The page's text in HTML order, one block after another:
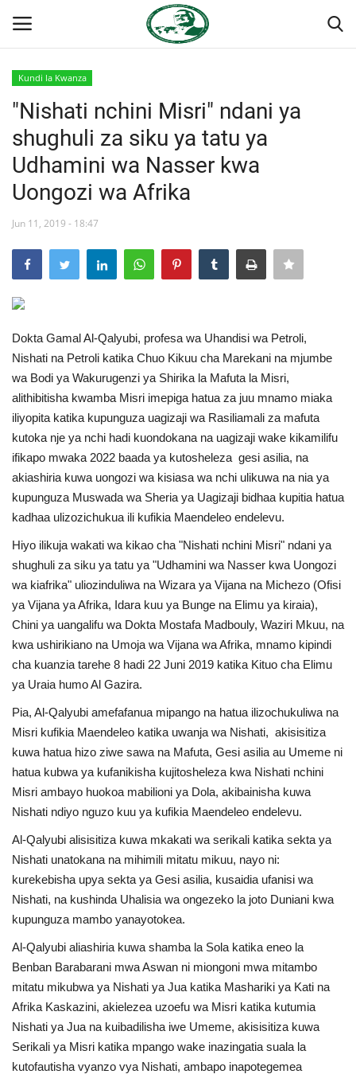
Nyumba
Jukwaa la Nasser la Kimataifa
Wasiliana
Onyesho la Majaribio
Misri
Timu yetu
Urithi wa Nasser
Habari
Harakati ya Nasser kwa Vijana
Kanuni na Masharti ya Udhamini wa
Nasser
Udhamini wa Nasser
Nyaraka na Marejeleo
Waanzilishi
Raia wa ulimwengu mzima
Nyaraka
Nafasi
Washiriki
Video
Maonyesho
Language
English Swahili español
French Arabic
Kundi la Kwanza
"Nishati nchini Misri" ndani ya
shughuli za siku ya tatu ya
Udhamini wa Nasser kwa
Uongozi wa Afrika
Jun 11, 2019 - 18:47
Dokta Gamal Al-Qalyubi, profesa wa Uhandisi wa Petroli,
Nishati na Petroli katika Chuo Kikuu cha Marekani na mjumbe
wa Bodi ya Wakurugenzi ya Shirika la Mafuta la Misri,
alithibitisha kwamba Misri imepiga hatua za juu mnamo miaka
iliyopita katika kupunguza uagizaji wa Rasiliamali za mafuta
kutoka nje ya nchi hadi kuondokana na uagizaji wake kikamilifu
ifikapo mwaka 2022 baada ya kutosheleza gesi asilia, na
akiashiria kuwa uongozi wa kisiasa wa nchi ulikuwa na nia ya
kupunguza Muswada wa Sheria ya Uagizaji bidhaa kupitia hatua
kadhaa ulizozichukua ili kufikia Maendeleo endelevu.
Hiyo ilikuja wakati wa kikao cha "Nishati nchini Misri" ndani ya
shughuli za siku ya tatu ya "Udhamini wa Nasser kwa Uongozi
wa kiafrika" uliozinduliwa na Wizara ya Vijana na Michezo (Ofisi
ya Vijana ya Afrika, Idara kuu ya Bunge na Elimu ya kiraia),
Chini ya uangalifu wa Dokta Mostafa Madbouly, Waziri Mkuu, na
kwa ushirikiano na Umoja wa Vijana wa Afrika, mnamo kipindi
cha kuanzia tarehe 8 hadi 22 Juni 2019 katika Kituo cha Elimu
ya Uraia humo Al Gazira.
Pia, Al-Qalyubi amefafanua mipango na hatua ilizochukuliwa na
Misri kufikia Maendeleo katika uwanja wa Nishati, akisisitiza
kuwa hatua hizo ziwe sawa na Mafuta, Gesi asilia au Umeme ni
hatua kubwa ya kufanikisha kujitosheleza kwa Nishati nchini
Misri ambayo huokoa mabilioni ya Dola, akibainisha kuwa
Nishati ndiyo nguzo kuu ya kufikia Maendeleo endelevu.
Al-Qalyubi alisisitiza kuwa mkakati wa serikali katika sekta ya
Nishati unatokana na mihimili mitatu mikuu, nayo ni:
kurekebisha upya sekta ya Gesi asilia, kusaidia ufanisi wa
Nishati, na kushinda Uhalisia wa ongezeko la joto Duniani kwa
kupunguza mambo yanayotokea.
Al-Qalyubi aliashiria kuwa shamba la Sola katika eneo la
Benban Barabarani mwa Aswan ni miongoni mwa mitambo
mitatu mikubwa ya Nishati ya Jua katika Mashariki ya Kati na
Afrika Kaskazini, akielezea uzoefu wa Misri katika kutumia
Nishati ya Jua na kuibadilisha iwe Umeme, akisisitiza kuwa
Serikali ya Misri katika mpango wake inazingatia suala la
kutofautisha vyanzo vya Nishati, ambapo inapotegemea